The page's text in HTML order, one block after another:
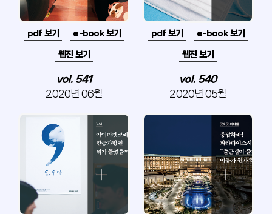
pdf 보기 e-book 보기
웹진 보기
vol. 541
2020년 06월
pdf 보기 e-book 보기
웹진 보기
vol. 540
2020년 05월